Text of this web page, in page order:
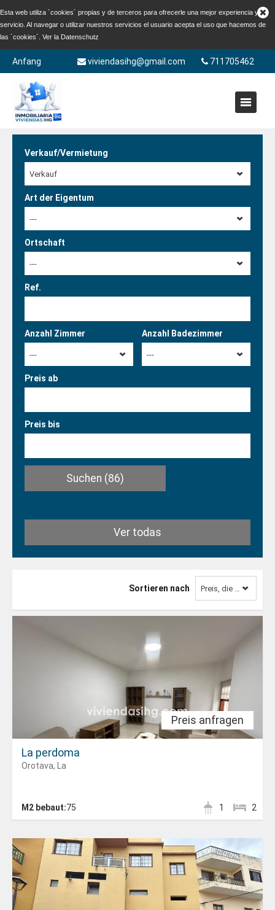
Esta web utiliza ´cookies´ propias y de terceros para ofrecerle una mejor experiencia y
servicio. Al navegar o utilizar nuestros servicios el usuario acepta el uso que hacemos de
las ´cookies´. Ver la Datenschutz
Anfang viviendasihg@gmail.com 711705462
Verkauf/Vermietung
Verkauf
Art der Eigentum
---
Ortschaft
---
Ref.
Anzahl Zimmer
---
Anzahl Badezimmer
---
Preis ab
Preis bis
Suchen (86)
Ver todas
Sortieren nach Preis, die niedrigste zuerst
Preis anfragen
La perdoma
Orotava, La
M2 bebaut:75 2
1